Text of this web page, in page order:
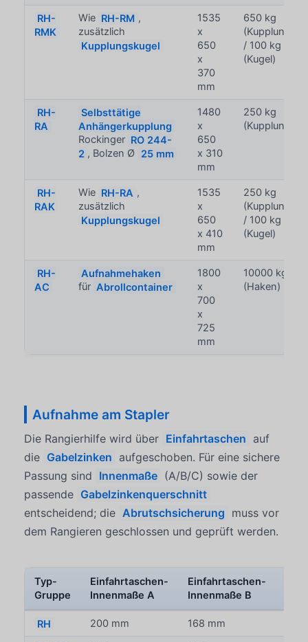
RH-
RMK
Wie RH-RM ,
zusätzlich
Kupplungskugel
1535
x
650
x
370
mm
650 kg
(Kupplung)
/ 100 kg
(Kugel)
RH-
RA
Selbsttätige
Anhängerkupplung
Rockinger RO 244-
2 , Bolzen Ø 25 mm
1480
x
650
x 310
mm
250 kg
(Kupplung)
RH-
RAK
Wie RH-RA ,
zusätzlich
Kupplungskugel
1535
x
650
x 410
mm
250 kg
(Kupplung)
/ 100 kg
(Kugel)
RH-
AC
Aufnahmehaken
für Abrollcontainer
1800
x
700
x
725
mm
10000 kg
(Haken)
Aufnahme am Stapler
Die Rangierhilfe wird über Einfahrtaschen auf
die Gabelzinken aufgeschoben. Für eine sichere
Passung sind Innenmaße (A/B/C) sowie der
passende Gabelzinkenquerschnitt
entscheidend; die Abrutschsicherung muss vor
dem Rangieren geschlossen und geprüft werden.
Typ-
Gruppe
Einfahrtaschen-
Innenmaße A
Einfahrtaschen-
Innenmaße B
RH 200 mm 168 mm